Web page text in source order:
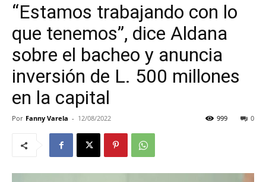
“Estamos trabajando con lo
que tenemos”, dice Aldana
sobre el bacheo y anuncia
inversión de L. 500 millones
en la capital
Por Fanny Varela - 12/08/2022 0
999